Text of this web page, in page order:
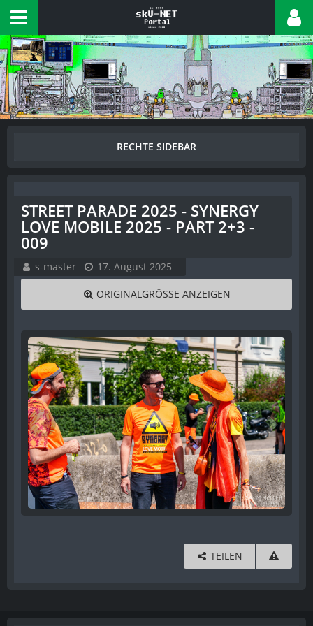
STREET PARADE 2025 - SYNERGY
LOVE MOBILE 2025 - PART 2+3 -
009
s-master 17. August 2025
ORIGINALGRÖSSE ANZEIGEN
TEILEN